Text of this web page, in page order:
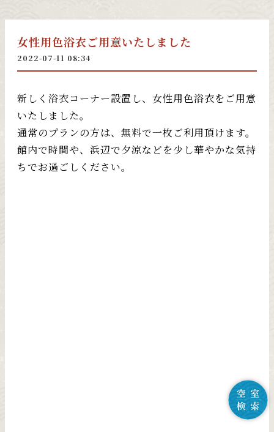
女性用色浴衣ご用意いたしました
2022-07-11 08:34
いたしました。
通常のプランの方は、無料で一枚ご利用頂けます。
館内で時間や、浜辺で夕涼などを少し華やかな気持
ちでお過ごしください。